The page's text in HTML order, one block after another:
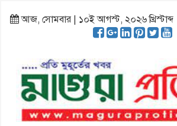
আজ, সোমবার | ১০ই আগস্ট, ২০২৬